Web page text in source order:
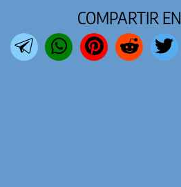
COMPARTIR EN